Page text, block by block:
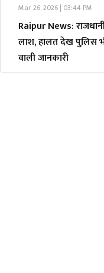
Mar 26, 2026 | 03:44 PM
Raipur News:
लाश, हालत देख पुलिस
वाली जानकारी